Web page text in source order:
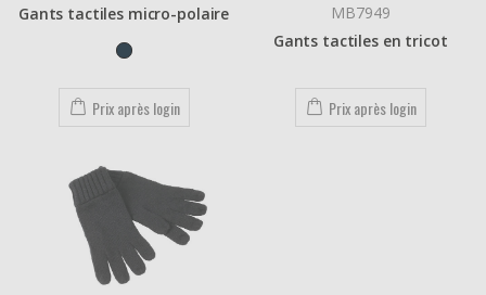
Gants tactiles micro-polaire
Prix après login
MB7949
Gants tactiles en tricot
Prix après login